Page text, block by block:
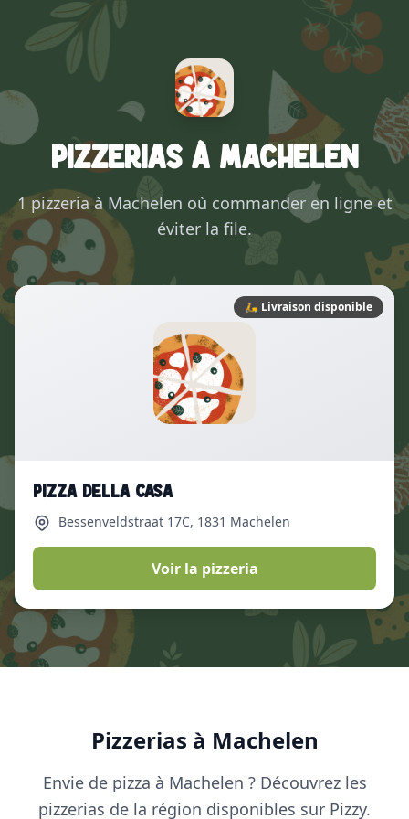
Pizzerias à Machelen
1 pizzeria à Machelen où commander en ligne et
éviter la file.
🛵 Livraison disponible
Pizza Della Casa
Bessenveldstraat 17C, 1831 Machelen
Voir la pizzeria
Pizzerias à Machelen
Envie de pizza à Machelen ? Découvrez les
pizzerias de la région disponibles sur Pizzy.